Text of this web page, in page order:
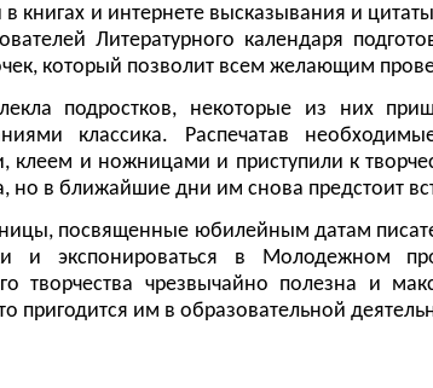
книгах и интернете высказывания и
Литературного календаря
который позволит всем желающим
подростков, некоторые из них
классика. Распечатав
клеем и ножницами и приступили к
но в ближайшие дни им снова предстоит
посвященные юбилейным датам
и экспонироваться в Молодежном
творчества чрезвычайно полезна и
пригодится им в образовательной